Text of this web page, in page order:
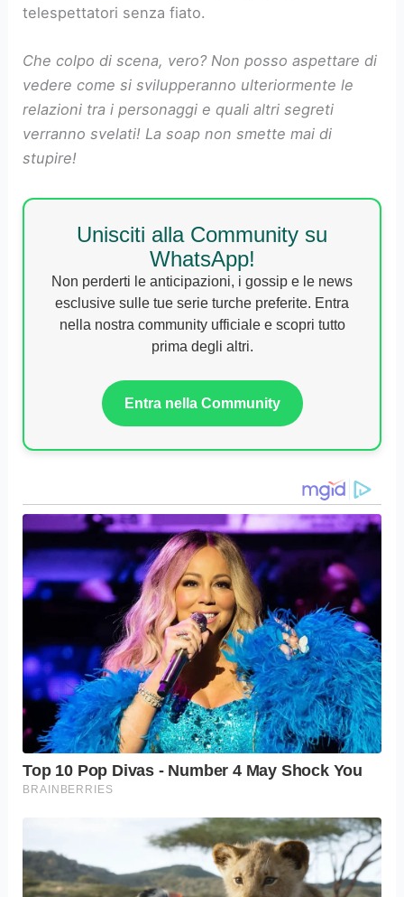
telespettatori senza fiato.
Che colpo di scena, vero? Non posso aspettare di
vedere come si svilupperanno ulteriormente le
relazioni tra i personaggi e quali altri segreti
verranno svelati! La soap non smette mai di
stupire!
Unisciti alla Community su
WhatsApp!
Non perderti le anticipazioni, i gossip e le news
esclusive sulle tue serie turche preferite. Entra
nella nostra community ufficiale e scopri tutto
prima degli altri.
Entra nella Community